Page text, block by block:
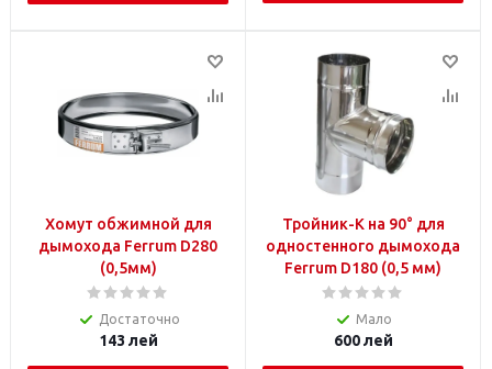
Хомут обжимной для
дымохода Ferrum D280
(0,5мм)
Достаточно
143 лей
Тройник-К на 90° для
одностенного дымохода
Ferrum D180 (0,5 мм)
Мало
600лей